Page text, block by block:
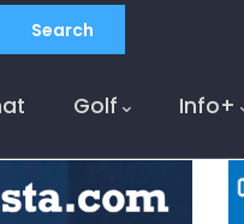
Golf Info+